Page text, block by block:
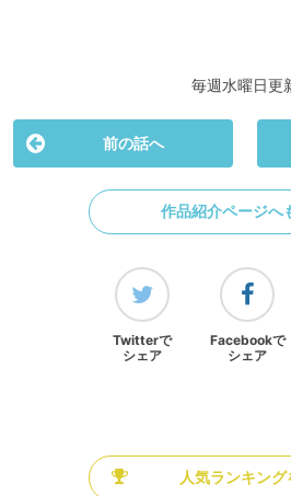
毎週水曜日更
前の話へ
作品紹介ページへ
Twitterで
シェア
Facebookで
シェア
人気ランキング